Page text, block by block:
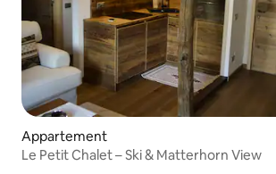
Appartement
Le Petit Chalet – Ski & Matterhorn View